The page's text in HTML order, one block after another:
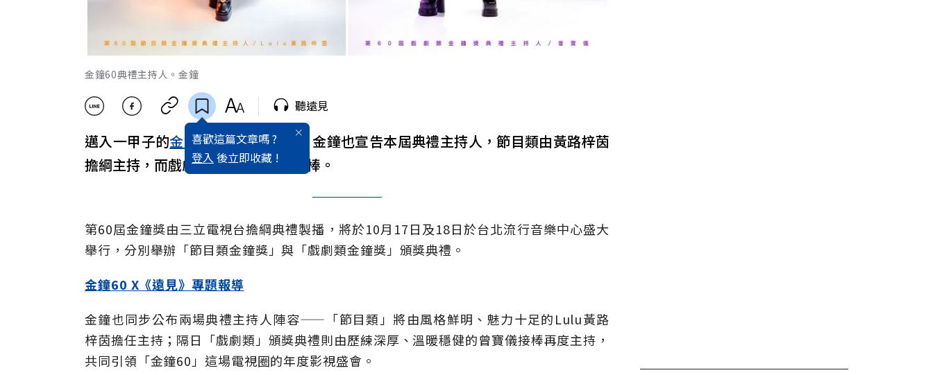
金鐘60典禮主持人。金鐘
喜歡這篇文章嗎 ?
登入 後立即收藏 !
聽遠見
邁入一甲子的金鐘60即將盛大登場，金鐘也宣告本屆典禮主持人，節目類由黃路梓茵
擔綱主持，而戲劇類由曾寶儀再度接棒。
第60屆金鐘獎由三立電視台擔綱典禮製播，將於10月17日及18日於台北流行音樂中心盛大
舉行，分別舉辦「節目類金鐘獎」與「戲劇類金鐘獎」頒獎典禮。
金鐘60 X《遠見》專題報導
金鐘也同步公布兩場典禮主持人陣容——「節目類」將由風格鮮明、魅力十足的Lulu黃路
梓茵擔任主持；隔日「戲劇類」頒獎典禮則由歷練深厚、溫暖穩健的曾寶儀接棒再度主持，
共同引領「金鐘60」這場電視圈的年度影視盛會。